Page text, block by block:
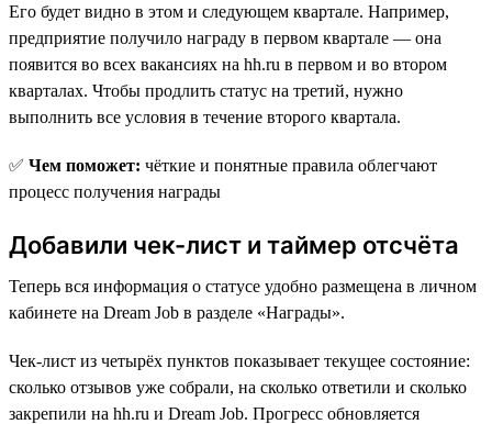
Его будет видно в этом и следующем квартале. Например,
предприятие получило награду в первом квартале — она
появится во всех вакансиях на hh.ru в первом и во втором
кварталах. Чтобы продлить статус на третий, нужно
выполнить все условия в течение второго квартала.
✅ Чем поможет: чёткие и понятные правила облегчают
процесс получения награды
Добавили чек-лист и таймер отсчёта
Теперь вся информация о статусе удобно размещена в личном
кабинете на Dream Job в разделе «Награды».
Чек-лист из четырёх пунктов показывает текущее состояние:
сколько отзывов уже собрали, на сколько ответили и сколько
закрепили на hh.ru и Dream Job. Прогресс обновляется